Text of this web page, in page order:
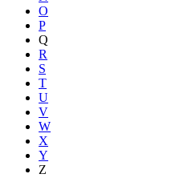
O
P
Q
R
S
T
U
V
W
X
Y
Z